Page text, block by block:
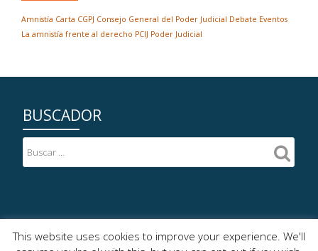
Amnistía Carta CGPJ Consejo General del Poder Judicial Debate Eventos
La amnistía frente al derecho PCIJ Poder Judicial
BUSCADOR
This website uses cookies to improve your experience. We'll